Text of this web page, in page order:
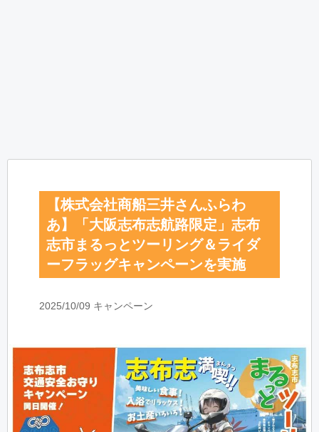
【株式会社商船三井さんふらわ
あ】「大阪志布志航路限定」志布
志市まるっとツーリング＆ライダ
ーフラッグキャンペーンを実施
2025/10/09 キャンペーン